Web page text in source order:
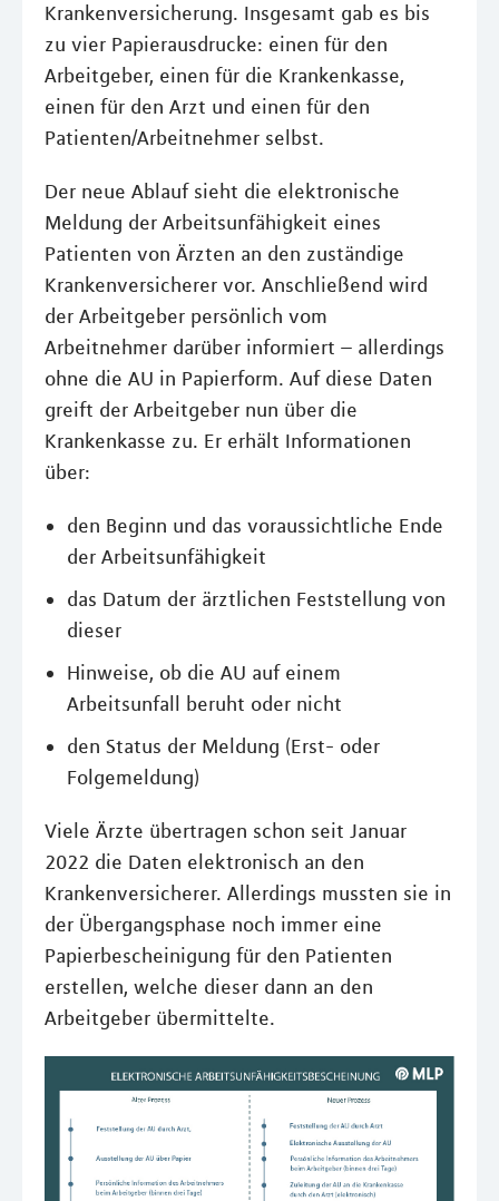
Krankenversicherung. Insgesamt gab es bis
zu vier Papierausdrucke: einen für den
Arbeitgeber, einen für die Krankenkasse,
einen für den Arzt und einen für den
Patienten/Arbeitnehmer selbst.
Der neue Ablauf sieht die elektronische
Meldung der Arbeitsunfähigkeit eines
Patienten von Ärzten an den zuständige
Krankenversicherer vor. Anschließend wird
der Arbeitgeber persönlich vom
Arbeitnehmer darüber informiert – allerdings
ohne die AU in Papierform. Auf diese Daten
greift der Arbeitgeber nun über die
Krankenkasse zu. Er erhält Informationen
über:
den Beginn und das voraussichtliche Ende
der Arbeitsunfähigkeit
das Datum der ärztlichen Feststellung von
dieser
Hinweise, ob die AU auf einem
Arbeitsunfall beruht oder nicht
den Status der Meldung (Erst- oder
Folgemeldung)
Viele Ärzte übertragen schon seit Januar
2022 die Daten elektronisch an den
Krankenversicherer. Allerdings mussten sie in
der Übergangsphase noch immer eine
Papierbescheinigung für den Patienten
erstellen, welche dieser dann an den
Arbeitgeber übermittelte.